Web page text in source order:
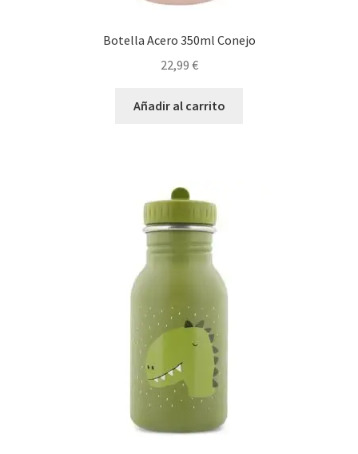
Botella Acero 350ml Conejo
22,99 €
Añadir al carrito